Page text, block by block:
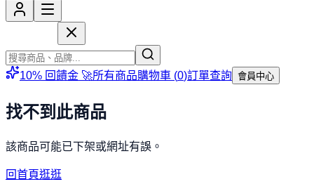
10% 回饋金 🚀所有商品購物車 (0)訂單查詢 會員中心
找不到此商品
該商品可能已下架或網址有誤。
回首頁逛逛